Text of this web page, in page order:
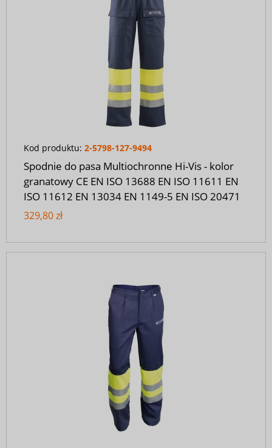
Kod produktu: 2-5798-127-9494
Spodnie do pasa Multiochronne Hi-Vis - kolor
granatowy CE EN ISO 13688 EN ISO 11611 EN
ISO 11612 EN 13034 EN 1149-5 EN ISO 20471
329,80 zł